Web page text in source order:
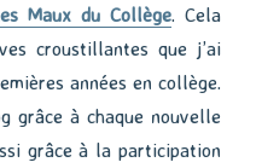
Maux du Collège. Cela
croustillantes que j’ai
années en collège.
grâce à chaque nouvelle
grâce à la participation